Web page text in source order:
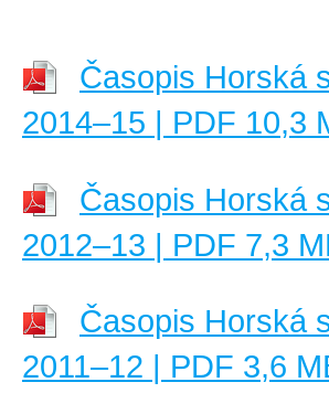
Časopis Horská
2014–15 | PDF 10,3
Časopis Horská
2012–13 | PDF 7,3
Časopis Horská
2011–12 | PDF 3,6